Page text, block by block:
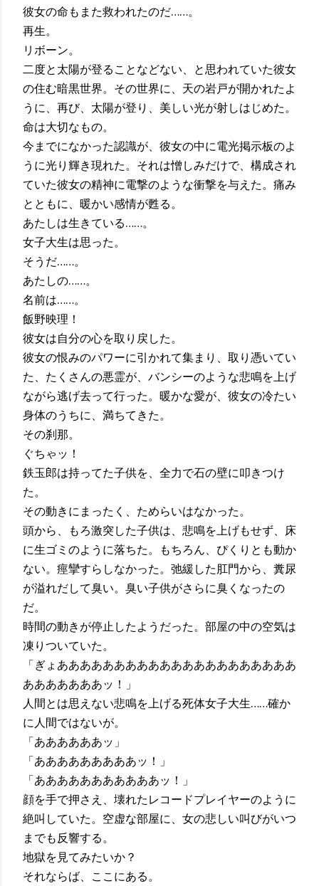
彼女の命もまた救われたのだ……。
再生。
リボーン。
二度と太陽が登ることなどない、と思われていた彼女
の住む暗黒世界。その世界に、天の岩戸が開かれたよ
うに、再び、太陽が登り、美しい光が射しはじめた。
命は大切なもの。
今までになかった認識が、彼女の中に電光掲示板のよ
うに光り輝き現れた。それは憎しみだけで、構成され
ていた彼女の精神に電撃のような衝撃を与えた。痛み
とともに、暖かい感情が甦る。
あたしは生きている……。
女子大生は思った。
そうだ……。
あたしの……。
名前は……。
飯野映理！
彼女は自分の心を取り戻した。
彼女の恨みのパワーに引かれて集まり、取り憑いてい
た、たくさんの悪霊が、バンシーのような悲鳴を上げ
ながら逃げ去って行った。暖かな愛が、彼女の冷たい
身体のうちに、満ちてきた。
その刹那。
ぐちゃッ！
鉄玉郎は持ってた子供を、全力で石の壁に叩きつけ
た。
その動きにまったく、ためらいはなかった。
頭から、もろ激突した子供は、悲鳴を上げもせず、床
に生ゴミのように落ちた。もちろん、ぴくりとも動か
ない。痙攣すらしなかった。弛緩した肛門から、糞尿
が溢れだして臭い。臭い子供がさらに臭くなったの
だ。
時間の動きが停止したようだった。部屋の中の空気は
凍りついていた。
「ぎょあああああああああああああああああああああ
あああああああッ！」
人間とは思えない悲鳴を上げる死体女子大生……確か
に人間ではないが。
「ああああああッ」
「あああああああああッ！」
「あああああああああああッ！」
顔を手で押さえ、壊れたレコードプレイヤーのように
絶叫していた。空虚な部屋に、女の悲しい叫びがいつ
までも反響する。
地獄を見てみたいか？
それならば、ここにある。